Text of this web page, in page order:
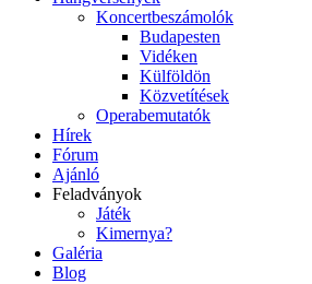
Koncertbeszámolók
Budapesten
Vidéken
Külföldön
Közvetítések
Operabemutatók
Hírek
Fórum
Ajánló
Feladványok
Játék
Kimernya?
Galéria
Blog